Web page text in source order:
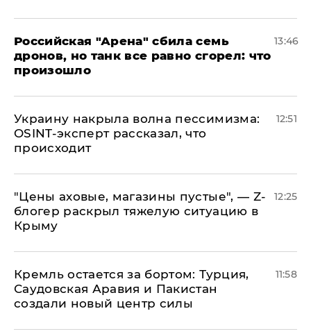
​Российская "Арена" сбила семь
дронов, но танк все равно сгорел: что
произошло
13:46
​Украину накрыла волна пессимизма:
OSINT-эксперт рассказал, что
происходит
12:51
​"Цены аховые, магазины пустые", — Z-
блогер раскрыл тяжелую ситуацию в
Крыму
12:25
​Кремль остается за бортом: Турция,
Саудовская Аравия и Пакистан
создали новый центр силы
11:58